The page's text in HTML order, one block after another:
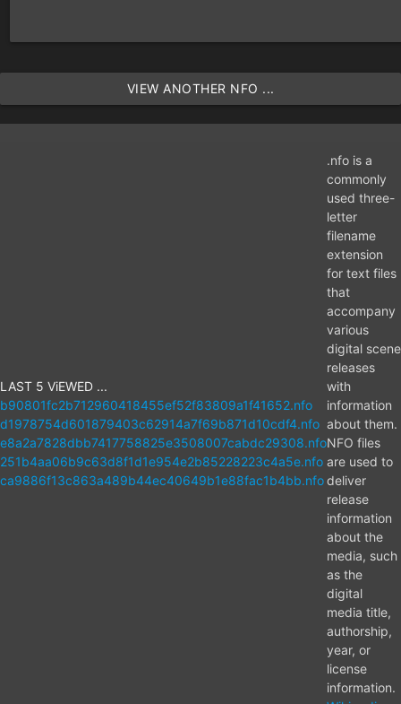
VIEW ANOTHER NFO ...
LAST 5 ViEWED ...
b90801fc2b712960418455ef52f83809a1f41652.nfo
d1978754d601879403c62914a7f69b871d10cdf4.nfo
e8a2a7828dbb7417758825e3508007cabdc29308.nfo
251b4aa06b9c63d8f1d1e954e2b85228223c4a5e.nfo
ca9886f13c863a489b44ec40649b1e88fac1b4bb.nfo
.nfo is a
commonly
used three-
letter
filename
extension
for text files
that
accompany
various
digital scene
releases
with
information
about them.
NFO files
are used to
deliver
release
information
about the
media, such
as the
digital
media title,
authorship,
year, or
license
information.